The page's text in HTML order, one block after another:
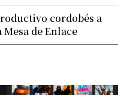
cordobés a
de Enlace